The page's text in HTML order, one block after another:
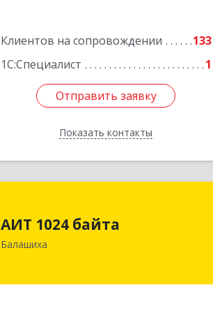
Клиентов на сопровождении
133
1С:Специалист
1
Отправить заявку
Показать контакты
Отправить заявку
Назад
АИТ 1024 байта
Балашиха
Солнечная ул, дом № 23, кв.104
Подробнее